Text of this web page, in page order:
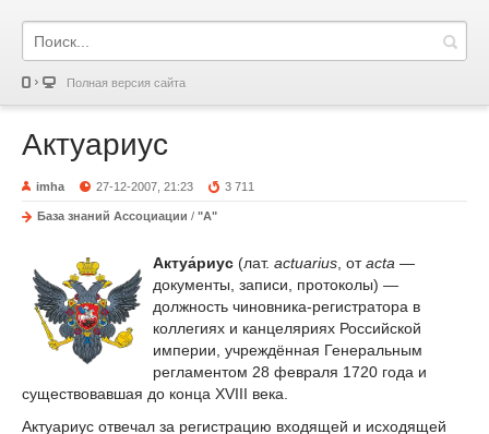
Полная версия сайта
Актуариус
imha 27-12-2007, 21:23 3 711
База знаний Ассоциации / "А"
Актуа́риус (лат. actuarius , отacta —
документы, записи, протоколы) —
должность чиновника-регистратора в
коллегиях и канцеляриях Российской
империи, учреждённая Генеральным
регламентом 28 февраля 1720 года и
существовавшая до конца XVIII века.
Актуариус отвечал за регистрацию входящей и исходящей